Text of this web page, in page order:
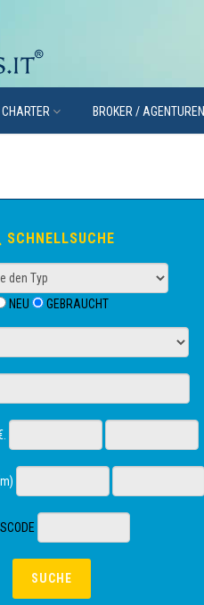
CHARTER BROKER / AGENTUREN
SCHNELLSUCHE
NEU GEBRAUCHT